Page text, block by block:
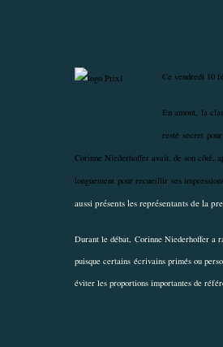
Ce vendredi 10
En amont, la
resté secret
Corinne Niederhoffer avait, de son côté,
longuement pour recueillir ses
aussi présents les représentants de la
Durant le débat, Corinne Niederhoffer a
puisque certains écrivains primés ou
éviter les proportions importantes de